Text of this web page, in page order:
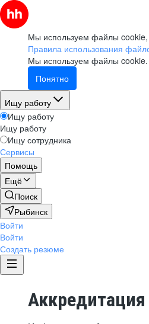
Мы используем файлы cookie,
Правила использования
Мы используем файлы cookie.
Понятно
Ищу работу
Ищу работу
Ищу работу
Ищу сотрудника
Сервисы
Помощь
Ещё
Поиск
Рыбинск
Войти
Войти
Создать резюме